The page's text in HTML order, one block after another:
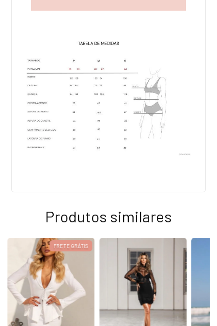
Produtos similares
FRETE GRÁTIS